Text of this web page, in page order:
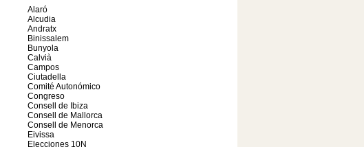
Alaró
Alcudia
Andratx
Binissalem
Bunyola
Calvià
Campos
Ciutadella
Comité Autonómico
Congreso
Consell de Ibiza
Consell de Mallorca
Consell de Menorca
Eivissa
Elecciones 10N